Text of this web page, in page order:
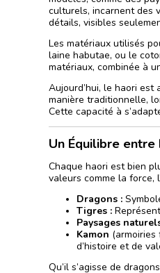
culturels, incarnent des
détails, visibles
Les matériaux utilisés
laine habutae, ou le
matériaux, combinée à
Aujourd’hui, le haori
manière traditionnelle,
Cette capacité à
Un Équilibre
Chaque haori est bien
valeurs comme la force,
Dragons :
Tigres :
Paysages
Kamon
d’histoire et de
Qu’il s’agisse de